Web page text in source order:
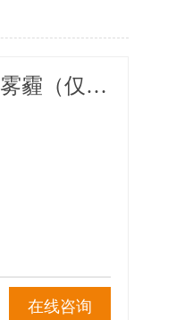
BlueAir 603空气净化器除甲醛除雾霾（仅租赁）
在线咨询